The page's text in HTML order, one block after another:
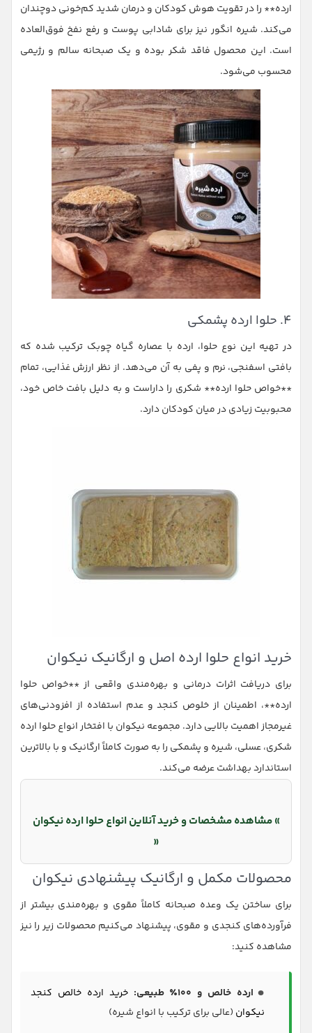
ارده** را در تقویت هوش کودکان و درمان شدید کم‌خونی دوچندان
می‌کند. شیره انگور نیز برای شادابی پوست و رفع نفخ فوق‌العاده
است. این محصول فاقد شکر بوده و یک صبحانه سالم و رژیمی
محسوب می‌شود.
۴. حلوا ارده پشمکی
در تهیه این نوع حلوا، ارده با عصاره گیاه چوبک ترکیب شده که
بافتی اسفنجی، نرم و پفی به آن می‌دهد. از نظر ارزش غذایی، تمام
**خواص حلوا ارده** شکری را داراست و به دلیل بافت خاص خود،
محبوبیت زیادی در میان کودکان دارد.
خرید انواع حلوا ارده اصل و ارگانیک نیکوان
برای دریافت اثرات درمانی و بهره‌مندی واقعی از **خواص حلوا
ارده**، اطمینان از خلوص کنجد و عدم استفاده از افزودنی‌های
غیرمجاز اهمیت بالایی دارد. مجموعه نیکوان با افتخار انواع حلوا ارده
شکری، عسلی، شیره و پشمکی را به صورت کاملاً ارگانیک و با بالاترین
استاندارد بهداشت عرضه می‌کند.
» مشاهده مشخصات و خرید آنلاین انواع حلوا ارده نیکوان
«
محصولات مکمل و ارگانیک پیشنهادی نیکوان
برای ساختن یک وعده صبحانه کاملاً مقوی و بهره‌مندی بیشتر از
فرآورده‌های کنجدی و مقوی، پیشنهاد می‌کنیم محصولات زیر را نیز
مشاهده کنید:
ارده خالص و ۱۰۰٪ طبیعی:
خرید ارده خالص کنجد
نیکوان (عالی برای ترکیب با انواع شیره)